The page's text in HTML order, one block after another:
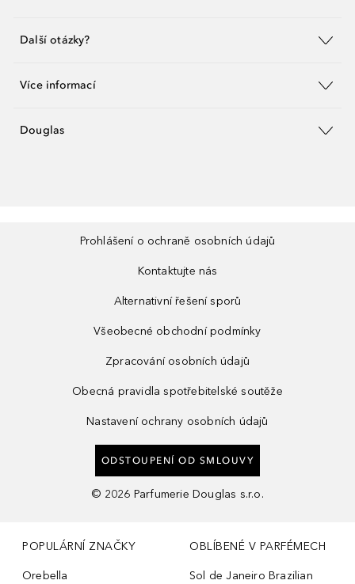
Další otázky?
Více informací
Douglas
Prohlášení o ochraně osobních údajů
Kontaktujte nás
Alternativní řešení sporů
Všeobecné obchodní podmínky
Zpracování osobních údajů
Obecná pravidla spotřebitelské soutěže
Nastavení ochrany osobních údajů
ODSTOUPENÍ OD SMLOUVY
© 2026 Parfumerie Douglas s.r.o.
POPULÁRNÍ ZNAČKY
Orebella
OBLÍBENÉ V PARFÉMECH
Sol de Janeiro Brazilian